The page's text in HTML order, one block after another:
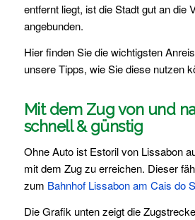
entfernt liegt, ist die Stadt gut an die
angebunden.
Hier finden Sie die wichtigsten
unsere Tipps, wie Sie diese nutzen
Mit dem Zug von und
schnell & günstig
Ohne Auto ist Estoril von Lissabon
mit dem Zug zu erreichen. Dieser
zum Bahnhof Lissabon am Cais do
Die Grafik unten zeigt die